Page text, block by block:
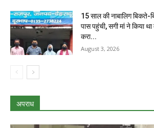
15 साल की नाबालिग
पास पहुंची, सगी मां ने किया
करा...
August 3, 2026
अपराध